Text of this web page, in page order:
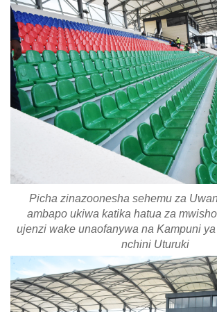
Picha zinazoonesha sehemu za
ambapo ukiwa katika hatua za
ujenzi wake unaofanywa na Kampuni
nchini Uturuki